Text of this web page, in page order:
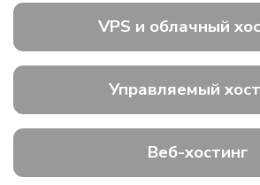
VPS и облачный
Управляемый
Веб-хостинг